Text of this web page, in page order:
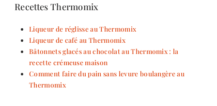
Recettes Thermomix
Liqueur de réglisse au Thermomix
Liqueur de café au Thermomix
Bâtonnets glacés au chocolat au Thermomix : la
recette crémeuse maison
Comment faire du pain sans levure boulangère au
Thermomix